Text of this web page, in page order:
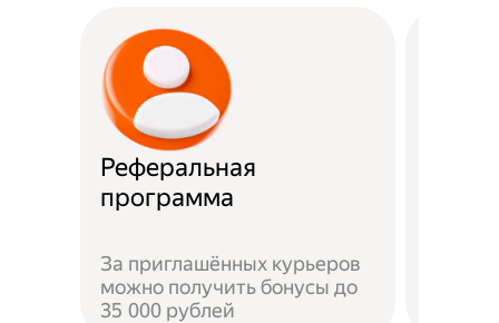
Реферальная
программа
За приглашённых курьеров
можно получить бонусы до
35 000 рублей